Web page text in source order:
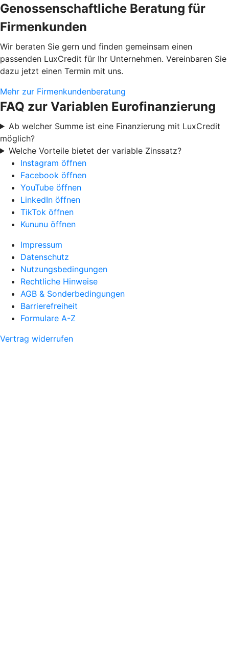
Genossenschaftliche Beratung für
Firmenkunden
Wir beraten Sie gern und finden gemeinsam einen
passenden LuxCredit für Ihr Unternehmen. Vereinbaren Sie
dazu jetzt einen Termin mit uns.
Mehr zur Firmenkundenberatung
FAQ zur Variablen Eurofinanzierung
Ab welcher Summe ist eine Finanzierung mit LuxCredit
möglich?
Welche Vorteile bietet der variable Zinssatz?
Instagram öffnen
Facebook öffnen
YouTube öffnen
LinkedIn öffnen
TikTok öffnen
Kununu öffnen
Impressum
Datenschutz
Nutzungsbedingungen
Rechtliche Hinweise
AGB & Sonderbedingungen
Barrierefreiheit
Formulare A-Z
Vertrag widerrufen